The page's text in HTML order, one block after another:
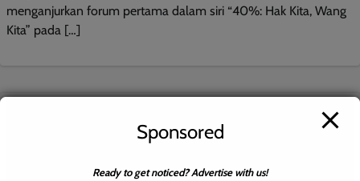
menganjurkan forum pertama dalam siri “40%: Hak Kita, Wang
Kita” pada […]
Sponsored
Ready to get noticed? Advertise with us!